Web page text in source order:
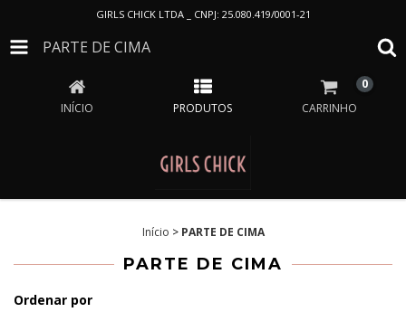
GIRLS CHICK LTDA _ CNPJ: 25.080.419/0001-21
PARTE DE CIMA
INÍCIO PRODUTOS CARRINHO
0
Início > PARTE DE CIMA
PARTE DE CIMA
Ordenar por